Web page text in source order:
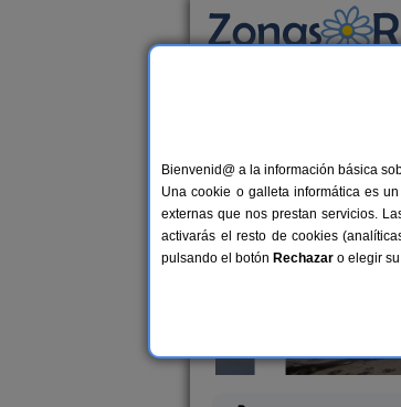
Casas
10 €
Bienvenid@ a la información básica
Una cookie o galleta informática es
externas que nos prestan servicios.
activarás el resto de cookies
pulsando el botón Rechazar o elegir